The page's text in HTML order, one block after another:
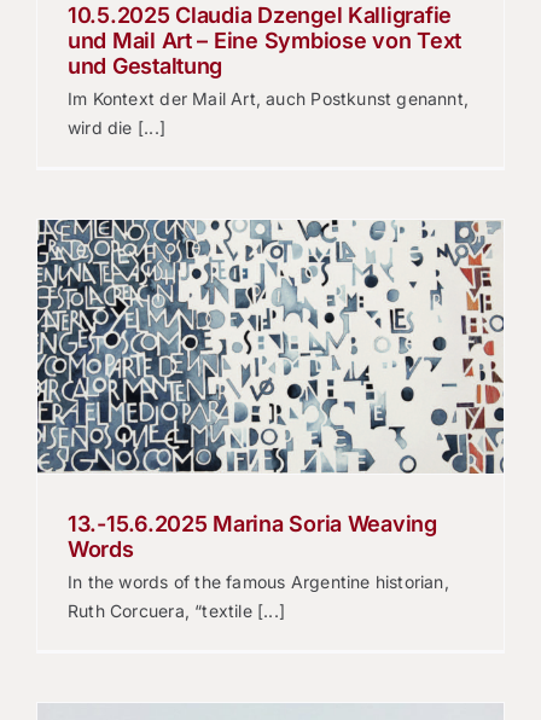
10.5.2025 Claudia Dzengel Kalligrafie
und Mail Art – Eine Symbiose von Text
und Gestaltung
Im Kontext der Mail Art, auch Postkunst genannt,
wird die [...]
13.-15.6.2025 Marina Soria Weaving
Words
In the words of the famous Argentine historian,
Ruth Corcuera, “textile [...]